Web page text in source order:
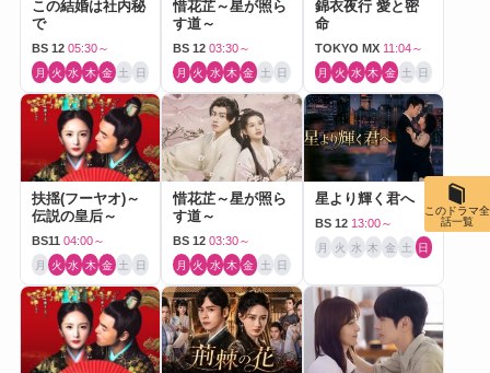
この結婚は社内秘
で
BS 12 05:30～
月 火 水 木 金 土 日
惜花芷～星が照ら
す道～
BS 12 03:30～
月 火 水 木 金 土 日
錦衣夜行 愛と密
命
TOKYO MX 11:04～
月 火 水 木 金 土 日
扶揺(フーヤオ)～
伝説の皇后～
BS11 04:00～
月 火 水 木 金 土 日
惜花芷～星が照ら
す道～
BS 12 03:30～
月 火 水 木 金 土 日
星より輝く君へ
BS 12 13:00～
月 火 水 木 金 土 日
このドラマ全
話一覧